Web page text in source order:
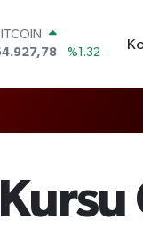
%1.32
%0.08
GRAM ALTIN
6527.85
%0.54
BİST100